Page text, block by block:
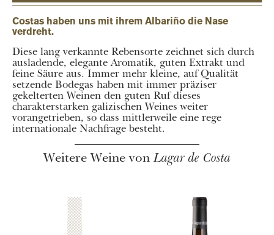
Costas haben uns mit ihrem Albariño die Nase
verdreht.
Diese lang verkannte Rebensorte zeichnet sich durch
ausladende, elegante Aromatik, guten Extrakt und
feine Säure aus. Immer mehr kleine, auf Qualität
setzende Bodegas haben mit immer präziser
gekelterten Weinen den guten Ruf dieses
charakterstarken galizischen Weines weiter
vorangetrieben, so dass mittlerweile eine rege
internationale Nachfrage besteht.
Weitere Weine vonLagar de Costa